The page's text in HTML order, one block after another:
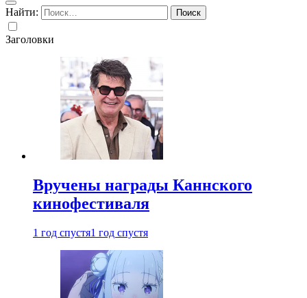
Найти:
Заголовки
Вручены награды Каннского
кинофестиваля
1 год спустя1 год спустя